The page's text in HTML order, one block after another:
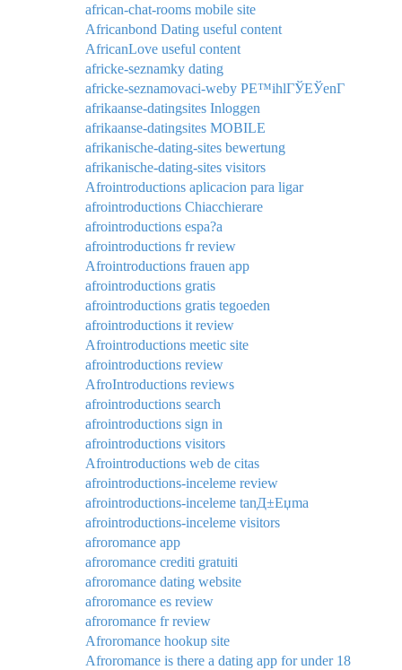
african-chat-rooms mobile site
Africanbond Dating useful content
AfricanLove useful content
africke-seznamky dating
africke-seznamovaci-weby PЕ™ihlГЎЕЎenГ­
afrikaanse-datingsites Inloggen
afrikaanse-datingsites MOBILE
afrikanische-dating-sites bewertung
afrikanische-dating-sites visitors
Afrointroductions aplicacion para ligar
afrointroductions Chiacchierare
afrointroductions espa?a
afrointroductions fr review
Afrointroductions frauen app
afrointroductions gratis
afrointroductions gratis tegoeden
afrointroductions it review
Afrointroductions meetic site
afrointroductions review
AfroIntroductions reviews
afrointroductions search
afrointroductions sign in
afrointroductions visitors
Afrointroductions web de citas
afrointroductions-inceleme review
afrointroductions-inceleme tanД±Еџma
afrointroductions-inceleme visitors
afroromance app
afroromance crediti gratuiti
afroromance dating website
afroromance es review
afroromance fr review
Afroromance hookup site
Afroromance is there a dating app for under 18